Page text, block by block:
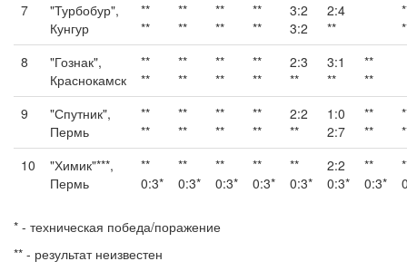
7
"Турбобур",
Кунгур
**
**
**
**
**
**
**
**
3:2
3:2
2:4
**
8
"Гознак",
Краснокамск
**
**
**
**
**
**
**
**
2:3
**
3:1
**
**
**
9
"Спутник",
Пермь
**
**
**
**
**
**
**
**
2:2
**
1:0
2:7
**
**
10
"Химик"***,
Пермь
**
0:3*
**
0:3*
**
0:3*
**
0:3*
**
0:3*
2:2
0:3*
**
0:3*
* - техническая победа/поражение
** - результат неизвестен